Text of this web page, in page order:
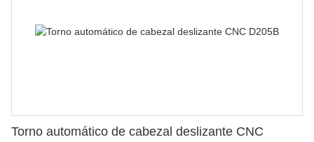
Torno automático de cabezal deslizante CNC